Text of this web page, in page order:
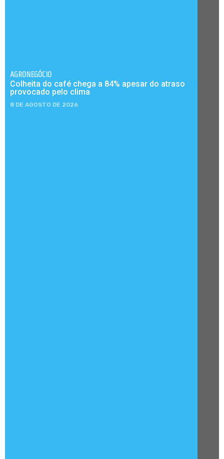
AGRONEGÓCIO
Colheita do café chega a 84% apesar do atraso
provocado pelo clima
8 DE AGOSTO DE 2026